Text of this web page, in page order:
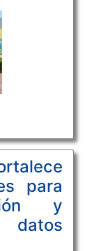
para
azul
para
y